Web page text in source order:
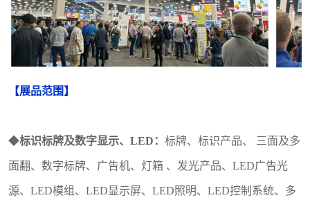
【展品范围】
◆标识标牌及数字显示、 LED： 标牌、标识产品、 三面及多
面翻、数字标牌、广告机、灯箱 、发光产品、 LED广告光
源、LED模组、LED显示屏、LED照明、LED控制系统、 多